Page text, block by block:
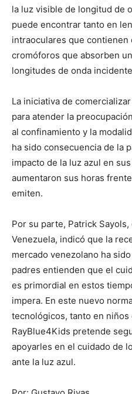
la luz visible de longitud de
puede encontrar tanto en
intraoculares que
cromóforos que absorben
longitudes de onda
La iniciativa de
para atender la
al confinamiento y la
ha sido consecuencia de la
impacto de la luz azul en
aumentaron sus horas
emiten.
Por su parte, Patrick
Venezuela, indicó que la
mercado venezolano ha
padres entienden que el
es primordial en estos
impera. En este nuevo
tecnológicos, tanto en
RayBlue4Kids pretende
apoyarles en el cuidado de
ante la luz azul.